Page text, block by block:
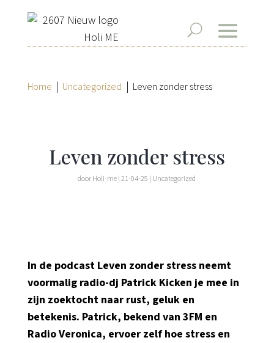
Home | Uncategorized | Leven zonder stress
Leven zonder stress
doorHoli-me|21-04-25 | Uncategorized
In de podcast Leven zonder stress neemt
voormalig radio-dj Patrick Kicken je mee in
zijn zoektocht naar rust, geluk en
betekenis. Patrick, bekend van 3FM en
Radio Veronica, ervoer zelf hoe stress en